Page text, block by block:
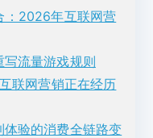
：2026年互联网营
流量游戏规则
联网营销正在经历
验的消费全链路变